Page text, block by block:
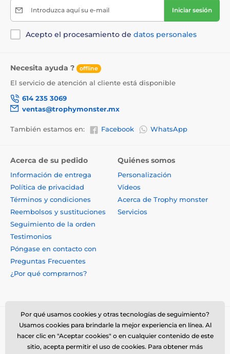
Introduzca aquí su e-mail Iniciar sesión
Acepto el procesamiento de datos personales
Necesita ayuda ? offline
El servicio de atención al cliente está disponible
614 235 3069
ventas@trophymonster.mx
También estamos en: Facebook WhatsApp
Acerca de su pedido
Información de entrega
Política de privacidad
Términos y condiciones
Reembolsos y sustituciones
Seguimiento de la orden
Testimonios
Póngase en contacto con
Preguntas Frecuentes
¿Por qué comprarnos?
Quiénes somos
Personalización
Vídeos
Acerca de Trophy monster
Servicios
Por qué usamos cookies y otras tecnologías de seguimiento?
Usamos cookies para brindarle la mejor experiencia en línea. Al
hacer clic en "Aceptar cookies" o en cualquier contenido de este
sitio, acepta permitir el uso de cookies. Para obtener más